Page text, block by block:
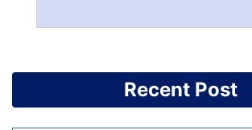
Recent Post